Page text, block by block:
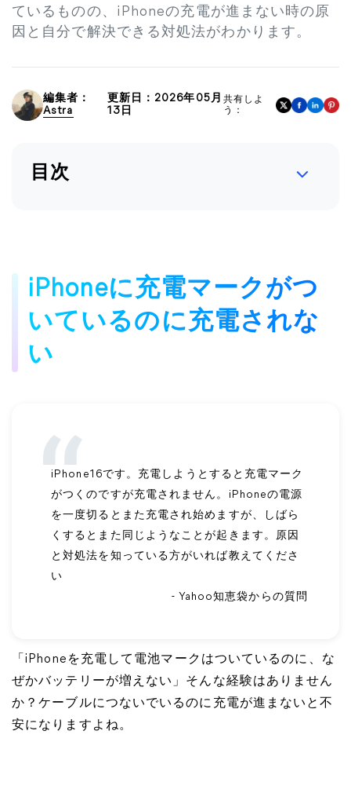
ているものの、iPhoneの充電が進まない時の原
因と自分で解決できる対処法がわかります。
編集者：
Astra
更新日：2026年05月
13日
共有しよ
う：
目次
iPhoneに充電マークがつ
いているのに充電されな
い
iPhone16です。充電しようとすると充電マーク
がつくのですが充電されません。iPhoneの電源
を一度切るとまた充電され始めますが、しばら
くするとまた同じようなことが起きます。原因
と対処法を知っている方がいれば教えてくださ
い
- Yahoo知恵袋からの質問
「iPhoneを充電して電池マークはついているのに、な
ぜかバッテリーが増えない」そんな経験はありません
か？ケーブルにつないでいるのに充電が進まないと不
安になりますよね。